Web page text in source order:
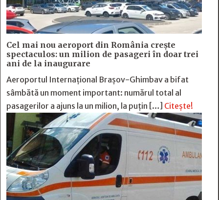
Cel mai nou aeroport din România crește
spectaculos: un milion de pasageri în doar trei
ani de la inaugurare
Aeroportul Internațional Brașov-Ghimbav a bifat
sâmbătă un moment important: numărul total al
pasagerilor a ajuns la un milion, la puțin […] Citește!